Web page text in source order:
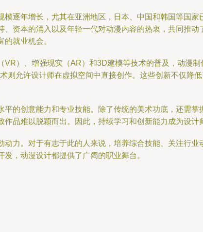
逐年增长，尤其在亚洲地区，日本、中国和韩国等国家
资本的涌入以及年轻一代对动漫内容的热衷，共同推动
就业机会。
）、增强现实（AR）和3D建模等技术的普及，动漫
则允许设计师在虚拟空间中直接创作。这些创新不仅降
的创意能力和专业技能。除了传统的美术功底，还需
品难以脱颖而出。因此，持续学习和创新能力成为设计
力。对于有志于此的人来说，培养综合技能、关注行
，动漫设计都提供了广阔的职业舞台。